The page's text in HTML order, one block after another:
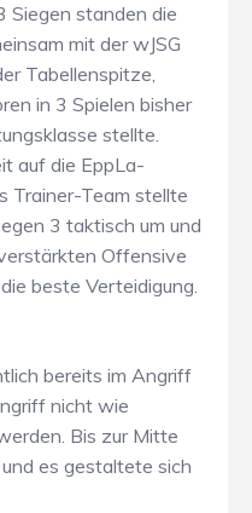
Siegen standen die
mit der wJSG
Tabellenspitze,
in 3 Spielen bisher
stellte.
auf die EppLa-
Trainer-Team stellte
3 taktisch um und
Offensive
beste Verteidigung.
bereits im Angriff
nicht wie
Bis zur Mitte
es gestaltete sich